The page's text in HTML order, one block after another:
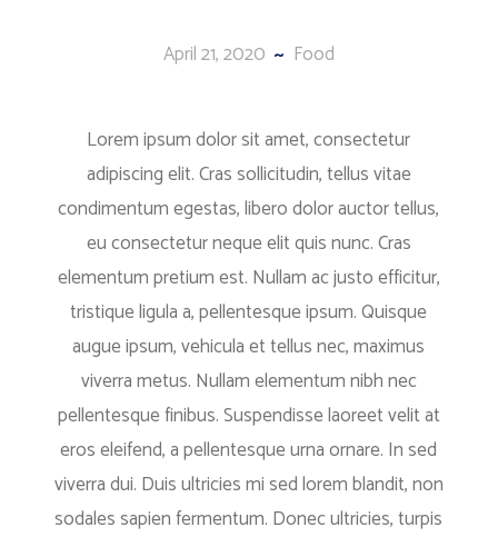
April 21, 2020 Food
Lorem ipsum dolor sit amet, consectetur
adipiscing elit. Cras sollicitudin, tellus vitae
condimentum egestas, libero dolor auctor tellus,
eu consectetur neque elit quis nunc. Cras
elementum pretium est. Nullam ac justo efficitur,
tristique ligula a, pellentesque ipsum. Quisque
augue ipsum, vehicula et tellus nec, maximus
viverra metus. Nullam elementum nibh nec
pellentesque finibus. Suspendisse laoreet velit at
eros eleifend, a pellentesque urna ornare. In sed
viverra dui. Duis ultricies mi sed lorem blandit, non
sodales sapien fermentum. Donec ultricies, turpis